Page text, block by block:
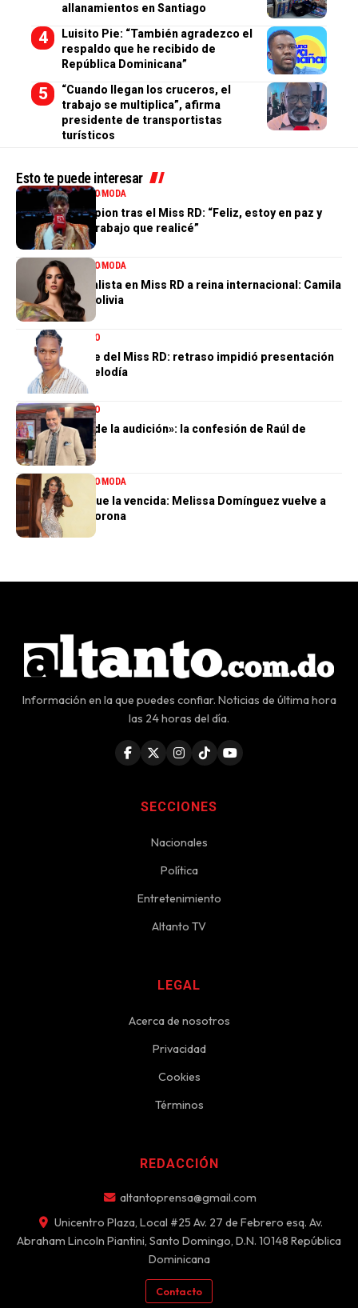
allanamientos en Santiago
Luisito Pie: “También agradezco el
respaldo que he recibido de
República Dominicana”
“Cuando llegan los cruceros, el
trabajo se multiplica”, afirma
presidente de transportistas
turísticos
Esto te puede interesar
ENTRETENIMIENTOMODA
Valentina Campion tras el Miss RD: “Feliz, estoy en paz y
orgullosa del trabajo que realicé”
ENTRETENIMIENTOMODA
De tercera finalista en Miss RD a reina internacional: Camila
Issa rumbo a Bolivia
ENTRETENIMIENTO
El gran ausente del Miss RD: retraso impidió presentación
de Dalvin La Melodía
ENTRETENIMIENTO
«Perdí el 85 % de la audición»: la confesión de Raúl de
Molina
ENTRETENIMIENTOMODA
La tercera no fue la vencida: Melissa Domínguez vuelve a
quedar sin la corona
Información en la que puedes confiar. Noticias de última hora
las 24 horas del día.
SECCIONES
Nacionales
Política
Entretenimiento
Altanto TV
LEGAL
Acerca de nosotros
Privacidad
Cookies
Términos
REDACCIÓN
altantoprensa@gmail.com
Unicentro Plaza, Local #25 Av. 27 de Febrero esq. Av.
Abraham Lincoln Piantini, Santo Domingo, D.N. 10148 República
Dominicana
Contacto